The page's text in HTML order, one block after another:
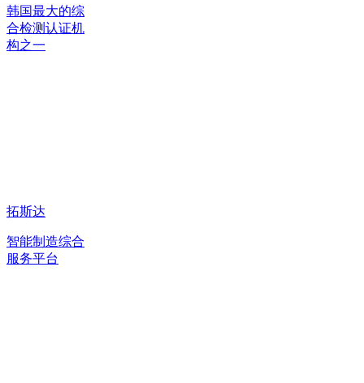
韩国最大的综
合检测认证机
构之一
拓斯达
智能制造综合
服务平台